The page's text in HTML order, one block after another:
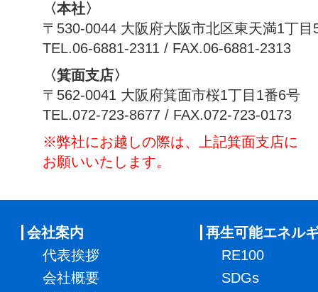
〈本社〉
〒530-0044 大阪府大阪市北区東天満1丁目
TEL.06-6881-2311 / FAX.06-6881-2313
〈箕面支店〉
〒562-0041 大阪府箕面市桜1丁目1番6号
TEL.072-723-8677 / FAX.072-723-0173
※弊社にお越しの際は、上記箕面支店に
お願いいたします。
会社案内
代表挨拶
会社概要
再生可能エネル
RE100
SDGs